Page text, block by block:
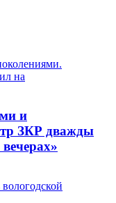
и
ЗКР дважды